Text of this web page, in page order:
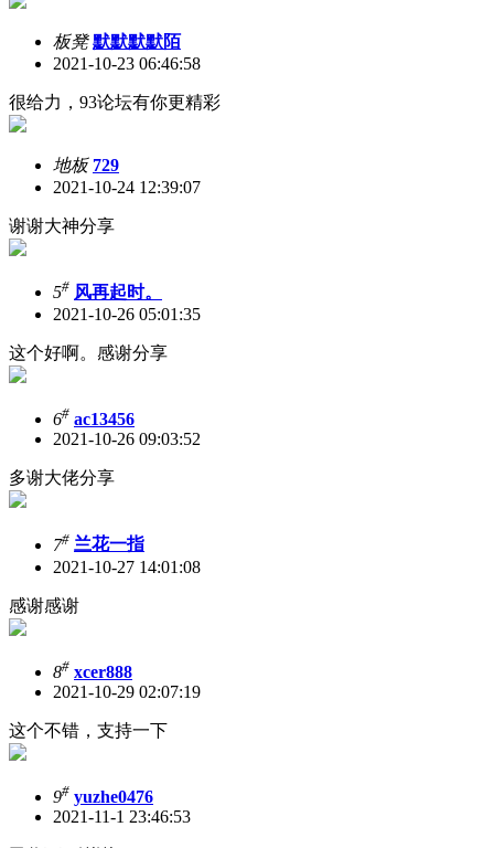
板凳 默默默默陌
2021-10-23 06:46:58
很给力，93论坛有你更精彩
地板 729
2021-10-24 12:39:07
谢谢大神分享
5# 风再起时。
2021-10-26 05:01:35
这个好啊。感谢分享
6# ac13456
2021-10-26 09:03:52
多谢大佬分享
7# 兰花一指
2021-10-27 14:01:08
感谢感谢
8# xcer888
2021-10-29 02:07:19
这个不错，支持一下
9# yuzhe0476
2021-11-1 23:46:53